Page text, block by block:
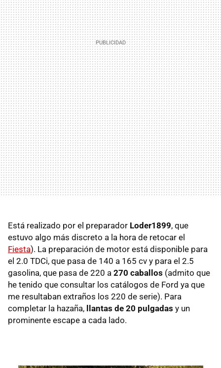
Está realizado por el preparador Loder1899, que
estuvo algo más discreto a la hora de retocar el
Fiesta). La preparación de motor está disponible para
el 2.0 TDCi, que pasa de 140 a 165 cv y para el 2.5
gasolina, que pasa de 220 a 270 caballos (admito que
he tenido que consultar los catálogos de Ford ya que
me resultaban extraños los 220 de serie). Para
completar la hazaña,
llantas de 20 pulgadas y un
prominente escape a cada lado.